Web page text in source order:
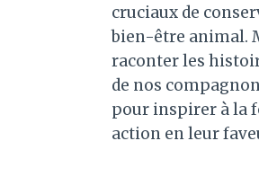
cruciaux de
bien-être animal.
raconter les
de nos
pour inspirer à la
action en leur